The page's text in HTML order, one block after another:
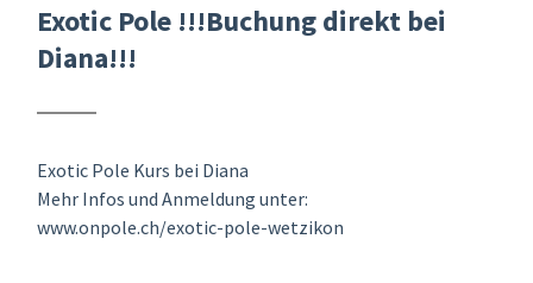
Exotic Pole !!!Buchung direkt bei
Diana!!!
Exotic Pole Kurs bei Diana
Mehr Infos und Anmeldung unter:
www.onpole.ch/exotic-pole-wetzikon